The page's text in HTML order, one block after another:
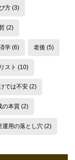
方 (3)
(2)
学 (6) 老後 (5)
スト (10)
では不安 (2)
の本質 (2)
運用の落とし穴 (2)